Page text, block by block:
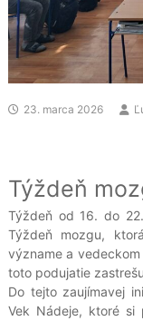
23. marca 2026
Týždeň
Týždeň od 16. do
Týždeň mozgu,
význame a
toto podujatie
Do tejto zaujímavej
Vek Nádeje, ktoré